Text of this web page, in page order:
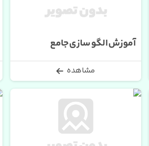
آموزش الگو سازی جامع
مشاهده